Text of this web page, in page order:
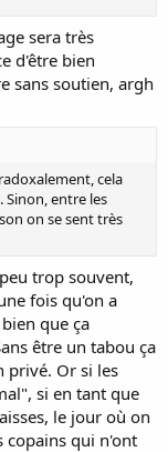
sera très
d'être bien
sans soutien, argh
cela
Sinon, entre les
on se sent très
trop souvent,
fois qu'on a
que ça
être un tabou ça
privé. Or si les
si en tant que
le jour où on
copains qui n'ont